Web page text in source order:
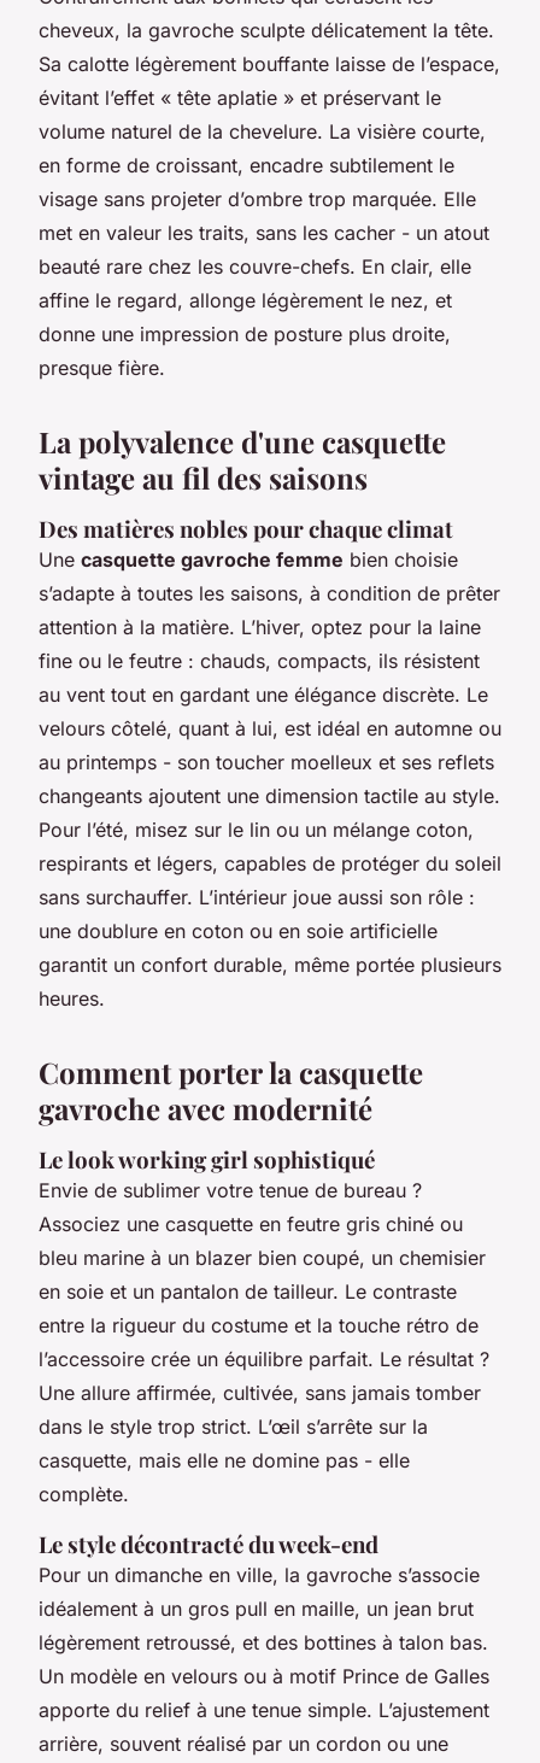
cheveux, la gavroche sculpte délicatement la tête.
Sa calotte légèrement bouffante laisse de l’espace,
évitant l’effet « tête aplatie » et préservant le
volume naturel de la chevelure. La visière courte,
en forme de croissant, encadre subtilement le
visage sans projeter d’ombre trop marquée. Elle
met en valeur les traits, sans les cacher - un atout
beauté rare chez les couvre-chefs. En clair, elle
affine le regard, allonge légèrement le nez, et
donne une impression de posture plus droite,
presque fière.
La polyvalence d'une casquette
vintage au fil des saisons
Des matières nobles pour chaque climat
Une casquette gavroche femme bien choisie
s’adapte à toutes les saisons, à condition de prêter
attention à la matière. L’hiver, optez pour la laine
fine ou le feutre : chauds, compacts, ils résistent
au vent tout en gardant une élégance discrète. Le
velours côtelé, quant à lui, est idéal en automne ou
au printemps - son toucher moelleux et ses reflets
changeants ajoutent une dimension tactile au style.
Pour l’été, misez sur le lin ou un mélange coton,
respirants et légers, capables de protéger du soleil
sans surchauffer. L’intérieur joue aussi son rôle :
une doublure en coton ou en soie artificielle
garantit un confort durable, même portée plusieurs
heures.
Comment porter la casquette
gavroche avec modernité
Le look working girl sophistiqué
Envie de sublimer votre tenue de bureau ?
Associez une casquette en feutre gris chiné ou
bleu marine à un blazer bien coupé, un chemisier
en soie et un pantalon de tailleur. Le contraste
entre la rigueur du costume et la touche rétro de
l’accessoire crée un équilibre parfait. Le résultat ?
Une allure affirmée, cultivée, sans jamais tomber
dans le style trop strict. L’œil s’arrête sur la
casquette, mais elle ne domine pas - elle
complète.
Le style décontracté du week-end
Pour un dimanche en ville, la gavroche s’associe
idéalement à un gros pull en maille, un jean brut
légèrement retroussé, et des bottines à talon bas.
Un modèle en velours ou à motif Prince de Galles
apporte du relief à une tenue simple. L’ajustement
arrière, souvent réalisé par un cordon ou une